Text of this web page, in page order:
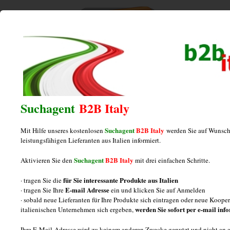
/Posts tagged "Fleischprodukte Italien"
Fleischprodukte Italien
Hersteller Salami und Cotechino aus
Italien
Posted onJanuar 28, 2013byitaliamarketing
Salami und Cotechino: Informationen Drei Fragen und
Suchagent B2B Italy
Mit Hilfe unseres kostenlosen SuchagentB2B Italy werden Sie auf
leistungsfähigen Lieferanten aus Italien informiert.
Aktivieren Sie den SuchagentB2B Italy mit drei einfachen Schritte.
· tragen Sie diefür Sie interessante Produkte aus Italien
· tragen Sie IhreE-mail Adresseein und klicken Sie auf Anmelden
· sobald neue Lieferanten für Ihre Produkte sich eintragen oder neue
italienischen Unternehmen sich ergeben,werden Sie sofort per e-mail